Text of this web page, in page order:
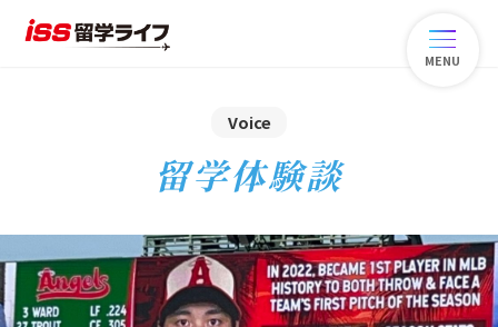
MENU
Voice
留学体験談